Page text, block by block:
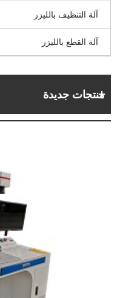
آلة التنظيف بالليزر
آلة القطع بالليزر
منتجات جديدة